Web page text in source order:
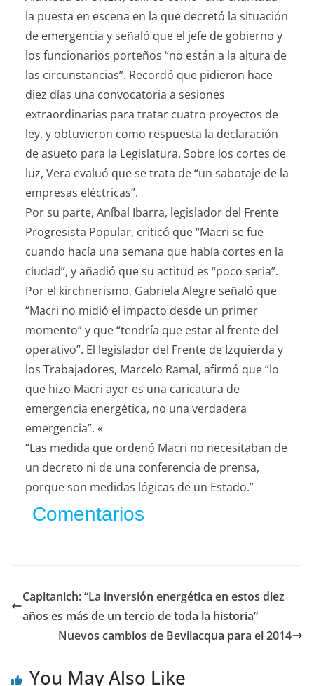
la puesta en escena en la que decretó la situación
de emergencia y señaló que el jefe de gobierno y
los funcionarios porteños “no están a la altura de
las circunstancias”. Recordó que pidieron hace
diez días una convocatoria a sesiones
extraordinarias para tratar cuatro proyectos de
ley, y obtuvieron como respuesta la declaración
de asueto para la Legislatura. Sobre los cortes de
luz, Vera evaluó que se trata de “un sabotaje de la
empresas eléctricas”.
Por su parte, Aníbal Ibarra, legislador del Frente
Progresista Popular, criticó que “Macri se fue
cuando hacía una semana que había cortes en la
ciudad”, y añadió que su actitud es “poco seria”.
Por el kirchnerismo, Gabriela Alegre señaló que
“Macri no midió el impacto desde un primer
momento” y que “tendría que estar al frente del
operativo”. El legislador del Frente de Izquierda y
los Trabajadores, Marcelo Ramal, afirmó que “lo
que hizo Macri ayer es una caricatura de
emergencia energética, no una verdadera
emergencia”. «
“Las medida que ordenó Macri no necesitaban de
un decreto ni de una conferencia de prensa,
porque son medidas lógicas de un Estado.”
Comentarios
Capitanich: “La inversión energética en estos diez
años es más de un tercio de toda la historia”
Nuevos cambios de Bevilacqua para el 2014
You May Also Like